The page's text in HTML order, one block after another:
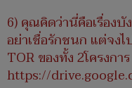
6) คุณคิดว่านี่คือเรื่องบั
อย่าเชื่อรักชนก แต่จงไ
TOR ของทั้ง 2โครงการ
https://